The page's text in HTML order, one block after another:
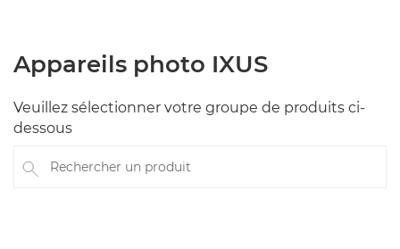
Appareils photo IXUS
Veuillez sélectionner votre groupe de produits ci-
dessous
Rechercher un produit